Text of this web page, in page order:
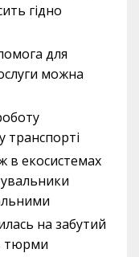
гідно
для
можна
транспорті
в екосистемах
на забутий
тюрми